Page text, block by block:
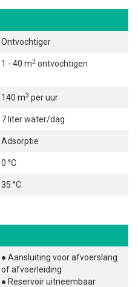
Ontvochtiger
1 - 40 m2 ontvochtigen
140 m3 per uur
7 liter water/dag
Adsorptie
0 °C
35 °C
● Aansluiting voor afvoerslang
of afvoerleiding
● Reservoir uitneembaar